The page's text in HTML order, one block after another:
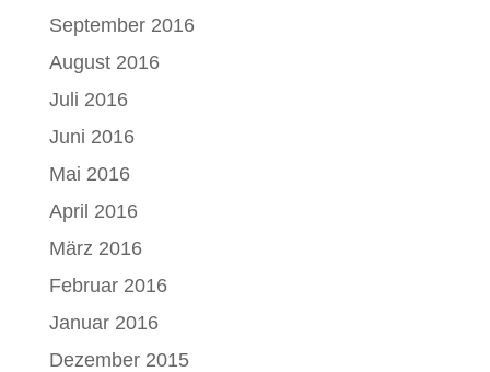
September 2016
August 2016
Juli 2016
Juni 2016
Mai 2016
April 2016
März 2016
Februar 2016
Januar 2016
Dezember 2015